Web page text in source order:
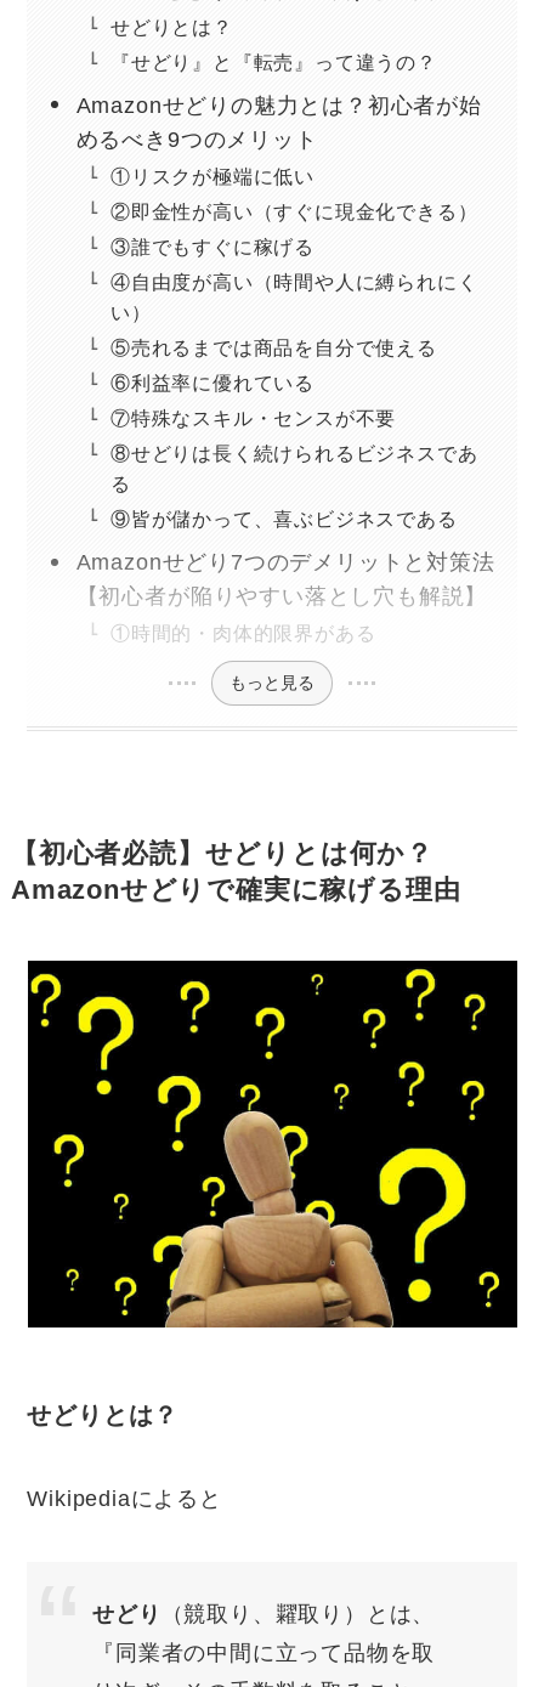
せどりとは？
『せどり』と『転売』って違うの？
Amazonせどりの魅力とは？初心者が始
めるべき9つのメリット
①リスクが極端に低い
②即金性が高い（すぐに現金化できる）
③誰でもすぐに稼げる
④自由度が高い（時間や人に縛られにく
い）
⑤売れるまでは商品を自分で使える
⑥利益率に優れている
⑦特殊なスキル・センスが不要
⑧せどりは長く続けられるビジネスであ
る
⑨皆が儲かって、喜ぶビジネスである
Amazonせどり7つのデメリットと対策法
【初心者が陥りやすい落とし穴も解説】
①時間的・肉体的限界がある
もっと見る
【初心者必読】せどりとは何か？
Amazonせどりで確実に稼げる理由
せどりとは？
Wikipediaによると
せどり
（競取り、糶取り）とは、
『同業者の中間に立って品物を取